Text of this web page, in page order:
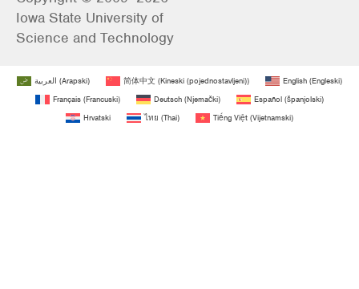
Iowa State University of
Science and Technology
العربية (Arapski) 简体中文 (Kineski (pojednostavljeni)) English (Engleski)
Français (Francuski) Deutsch (Njemački) Español (španjolski)
Hrvatski
ไทย (Thai) Tiếng Việt (Vijetnamski)